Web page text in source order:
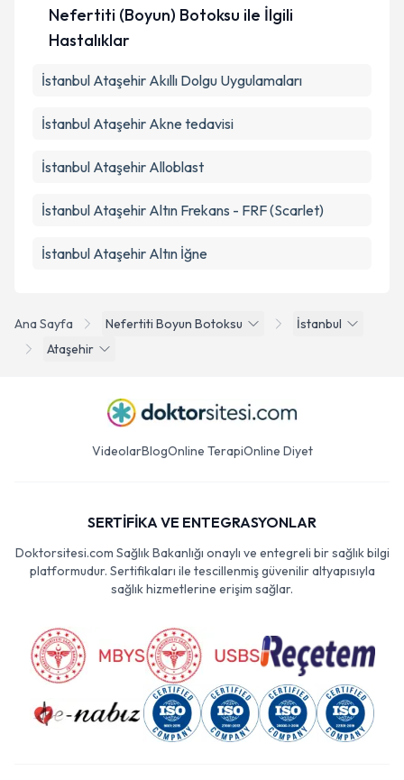
Ana Sayfa Nefertiti Boyun Botoksu
İstanbul
Ataşehir
Nefertiti (Boyun) Botoksu ile İlgili
Hastalıklar
İstanbul Ataşehir Akıllı Dolgu Uygulamaları
İstanbul Ataşehir Akne tedavisi
İstanbul Ataşehir Alloblast
İstanbul Ataşehir Altın Frekans - FRF (Scarlet)
İstanbul Ataşehir Altın İğne
VideolarBlogOnline TerapiOnline Diyet
SERTİFİKA VE ENTEGRASYONLAR
Doktorsitesi.com Sağlık Bakanlığı onaylı ve entegreli bir sağlık bilgi
platformudur. Sertifikaları ile tescillenmiş güvenilir altyapısıyla
sağlık hizmetlerine erişim sağlar.